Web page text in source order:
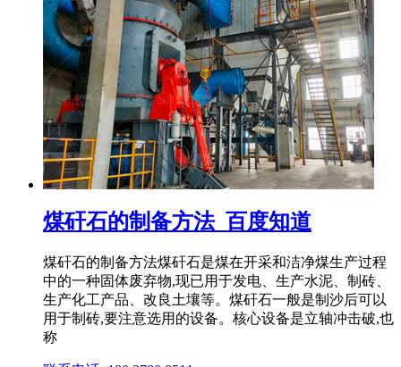
煤矸石的制备方法_百度知道
煤矸石的制备方法煤矸石是煤在开采和洁净煤生产过程
中的一种固体废弃物,现已用于发电、生产水泥、制砖、
生产化工产品、改良土壤等。煤矸石一般是制沙后可以
用于制砖,要注意选用的设备。核心设备是立轴冲击破,也
称